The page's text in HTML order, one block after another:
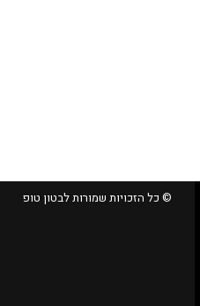
© כל הזכויות שמורות לבטון טופ